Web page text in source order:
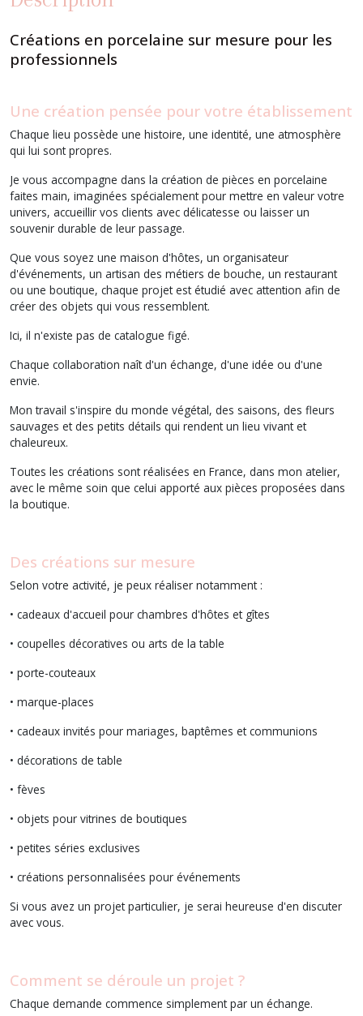
Créations en porcelaine sur mesure pour les
professionnels
Une création pensée pour votre établissement
Chaque lieu possède une histoire, une identité, une atmosphère
qui lui sont propres.
Je vous accompagne dans la création de pièces en porcelaine
faites main, imaginées spécialement pour mettre en valeur votre
univers, accueillir vos clients avec délicatesse ou laisser un
souvenir durable de leur passage.
Que vous soyez une maison d'hôtes, un organisateur
d'événements, un artisan des métiers de bouche, un restaurant
ou une boutique, chaque projet est étudié avec attention afin de
créer des objets qui vous ressemblent.
Ici, il n'existe pas de catalogue figé.
Chaque collaboration naît d'un échange, d'une idée ou d'une
envie.
Mon travail s'inspire du monde végétal, des saisons, des fleurs
sauvages et des petits détails qui rendent un lieu vivant et
chaleureux.
Toutes les créations sont réalisées en France, dans mon atelier,
avec le même soin que celui apporté aux pièces proposées dans
la boutique.
Des créations sur mesure
Selon votre activité, je peux réaliser notamment :
• cadeaux d'accueil pour chambres d'hôtes et gîtes
• coupelles décoratives ou arts de la table
• porte-couteaux
• marque-places
• cadeaux invités pour mariages, baptêmes et communions
• décorations de table
• fèves
• objets pour vitrines de boutiques
• petites séries exclusives
• créations personnalisées pour événements
Si vous avez un projet particulier, je serai heureuse d'en discuter
avec vous.
Comment se déroule un projet ?
Chaque demande commence simplement par un échange.